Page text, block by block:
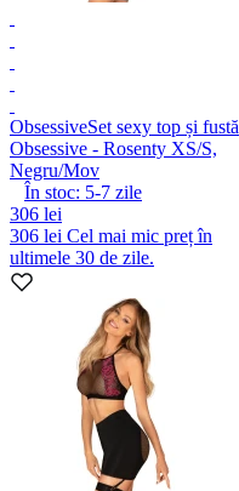
ObsessiveSet sexy top și fustă
Obsessive - Rosenty XS/S,
Negru/Mov
În stoc: 5-7 zile
306 lei
306 lei Cel mai mic preț în
ultimele 30 de zile.